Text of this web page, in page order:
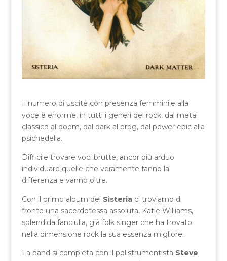
Il numero di uscite con presenza femminile alla
voce è enorme, in tutti i generi del rock, dal metal
classico al doom, dal dark al prog, dal power epic alla
psichedelia.
Difficile trovare voci brutte, ancor più arduo
individuare quelle che veramente fanno la
differenza e vanno oltre.
Con il primo album dei Sisteriaci troviamo di
fronte una sacerdotessa assoluta, Katie Williams,
splendida fanciulla, già folk singer che ha trovato
nella dimensione rock la sua essenza migliore.
La band si completa con il polistrumentista Steve